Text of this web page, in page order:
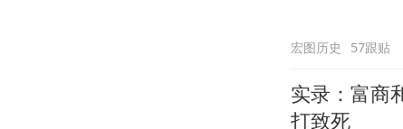
宏图历史 57跟贴
实录：富商
打致死